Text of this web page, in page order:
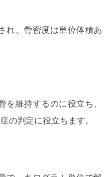
れ、骨密度は単位体積あ
を維持するのに役立ち、
の判定に役立ちます。